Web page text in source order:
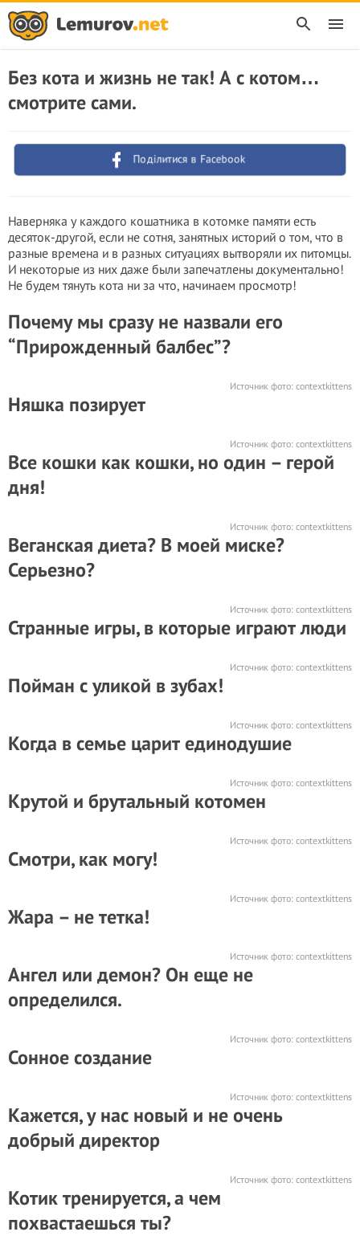
Без кота и жизнь не так! А с котом…
смотрите сами.
Поділитися в Facebook
Наверняка у каждого кошатника в котомке памяти есть
десяток-другой, если не сотня, занятных историй о том, что в
разные времена и в разных ситуациях вытворяли их питомцы.
И некоторые из них даже были запечатлены документально!
Не будем тянуть кота ни за что, начинаем просмотр!
Почему мы сразу не назвали его
“Прирожденный балбес”?
Источник фото: contextkittens
Няшка позирует
Источник фото: contextkittens
Все кошки как кошки, но один – герой
дня!
Источник фото: contextkittens
Веганская диета? В моей миске?
Серьезно?
Источник фото: contextkittens
Странные игры, в которые играют люди
Источник фото: contextkittens
Пойман с уликой в зубах!
Источник фото: contextkittens
Когда в семье царит единодушие
Источник фото: contextkittens
Крутой и брутальный котомен
Источник фото: contextkittens
Смотри, как могу!
Источник фото: contextkittens
Жара – не тетка!
Источник фото: contextkittens
Ангел или демон? Он еще не
определился.
Источник фото: contextkittens
Сонное создание
Источник фото: contextkittens
Кажется, у нас новый и не очень
добрый директор
Источник фото: contextkittens
Котик тренируется, а чем
похвастаешься ты?